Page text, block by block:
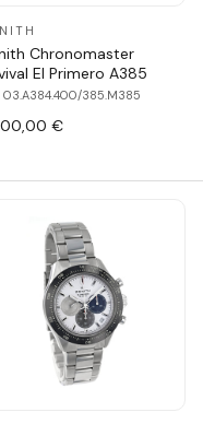
Chronomaster
El Primero A385
03.A384.400/385.M385
€